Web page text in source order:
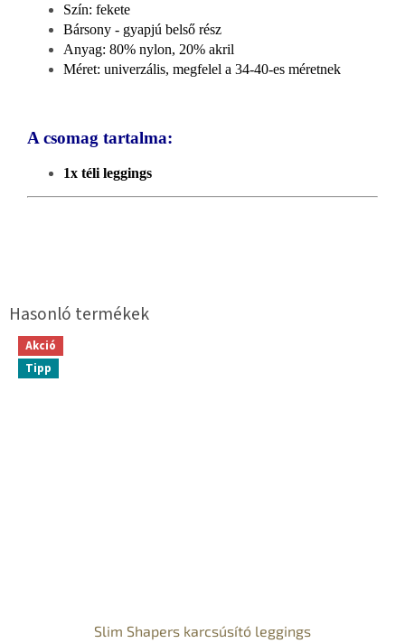
Szín: fekete
Bársony - gyapjú belső rész
Anyag: 80% nylon, 20% akril
Méret: univerzális, megfelel a 34-40-es méretnek
A csomag tartalma:
1x téli leggings
Akció
Tipp
Slim Shapers karcsúsító leggings